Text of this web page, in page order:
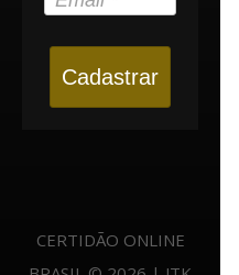
Cadastrar
CERTIDÃO ONLINE